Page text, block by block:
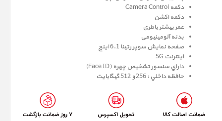
دکمه Camera Control
دکمه اکشن
عمر بیشتر باطری
بدنه آلومینیومی
صفحه نمايش سوپر رتينا 6.1 اينچ
اینترنت 5G
داراي سنسور تشخيص چهره (Face ID)
حافظه داخلي : 256 و 512 گيگابايت